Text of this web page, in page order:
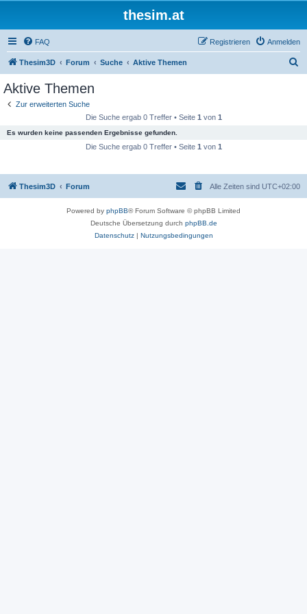
thesim.at
FAQ Anmelden
Registrieren
Thesim3D Forum Suche Aktive Themen
Aktive Themen
Zur erweiterten Suche
Die Suche ergab 0 Treffer • Seite 1 von 1
Es wurden keine passenden Ergebnisse gefunden.
Die Suche ergab 0 Treffer • Seite 1 von 1
Thesim3D Forum Alle Zeiten sind UTC+02:00
Powered by phpBB® Forum Software © phpBB Limited
Deutsche Übersetzung durch phpBB.de
Datenschutz| Nutzungsbedingungen